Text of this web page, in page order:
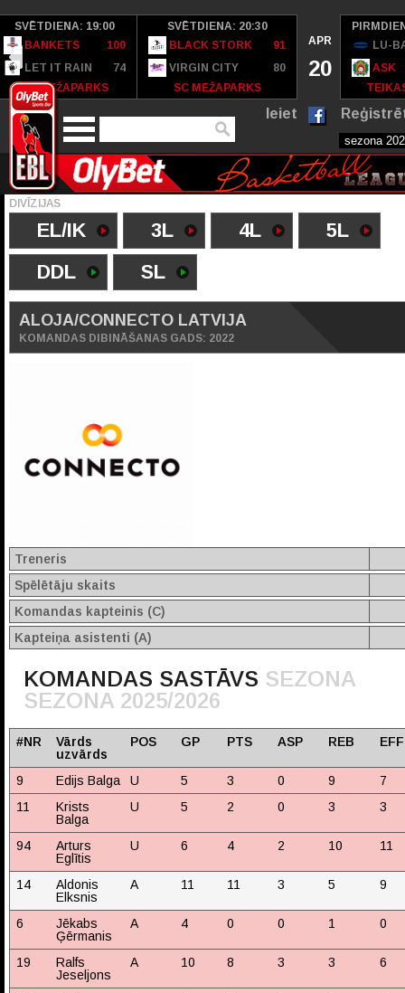
SVĒTDIENA: 19:00
BANKETS
100
LET IT RAIN
74
SC MEŽAPARKS
SVĒTDIENA: 20:30
BLACK STORK
91
VIRGIN CITY
80
SC MEŽAPARKS
APR
20
LU-
ASK
Ieiet
DIVĪZIJAS
EL/IK 3L 4L
5L
DDL
SL
ALOJA/CONNECTO LATVIJA
KOMANDAS DIBINĀŠANAS GADS: 2022
Treneris
Spēlētāju skaits
Komandas kapteinis (C)
Kapteiņa asistenti (A)
KOMANDAS SASTĀVS SEZONA
SEZONA 2025/2026
#NR
Vārds
uzvārds
POS GP PTS ASP REB EFF
9 Edijs Balga U 5 3 0 9
7
11
Krists
Balga
U 5 2 0 3 3
94
Arturs
Eglītis
U 6 4 2 10 11
14
Aldonis
Elksnis
A 11 11 3 5 9
6
Jēkabs
Ģērmanis
A 4 0 0 1 0
19
Ralfs
Jeseljons
A 10 8 3 3 6